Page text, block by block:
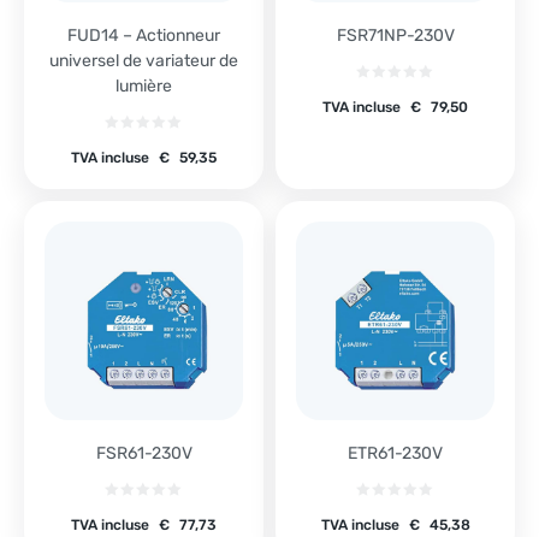
FUD14 – Actionneur
universel de variateur de
lumière
€ 59,35
TVA incluse
FSR71NP-230V
€ 79,50
TVA incluse
FSR61-230V
€ 77,73
TVA incluse
ETR61-230V
€ 45,38
TVA incluse